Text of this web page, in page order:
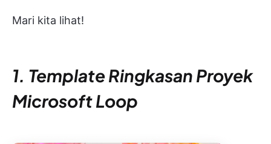
Mari kita lihat!
1. Template Ringkasan Proyek
Microsoft Loop